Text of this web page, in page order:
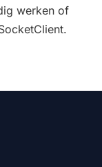
werken of